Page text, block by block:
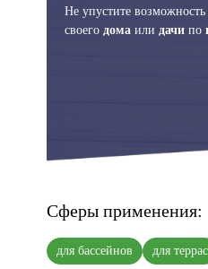
Не упустите возможность
своего дома или дачи по
Сферы применения:
для бассейнов для террас